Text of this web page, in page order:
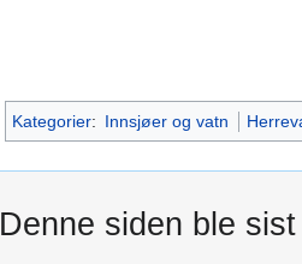
Kategorier: Innsjøer og vatn
Denne siden ble